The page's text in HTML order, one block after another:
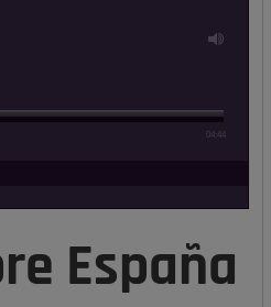
04:44
España